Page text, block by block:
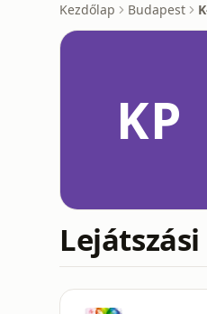
Kezdőlap Budapest
KP